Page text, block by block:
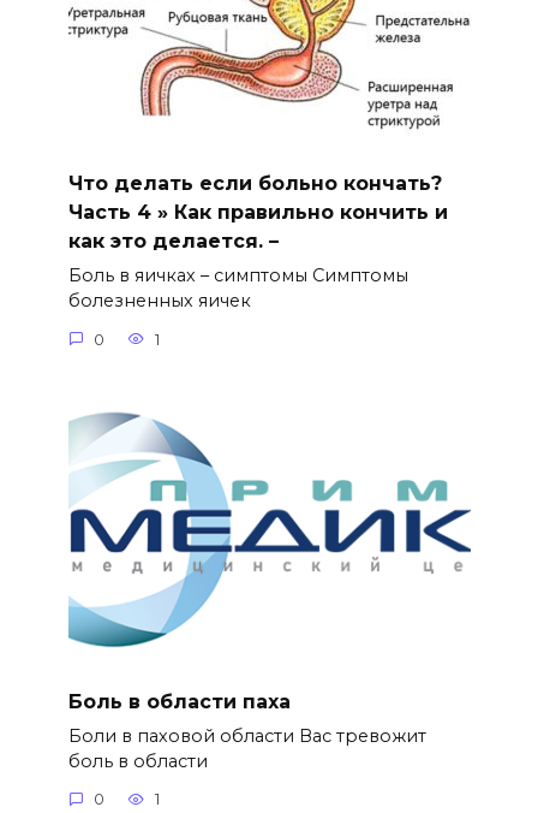
Что делать если больно кончать?
Часть 4 » Как правильно кончить и
как это делается. –
Боль в яичках – симптомы Симптомы
болезненных яичек
0 1
Боль в области паха
Боли в паховой области Вас тревожит
боль в области
0 1